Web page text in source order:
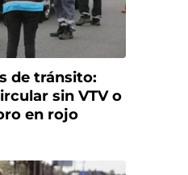
de tránsito:
sin VTV o
en rojo